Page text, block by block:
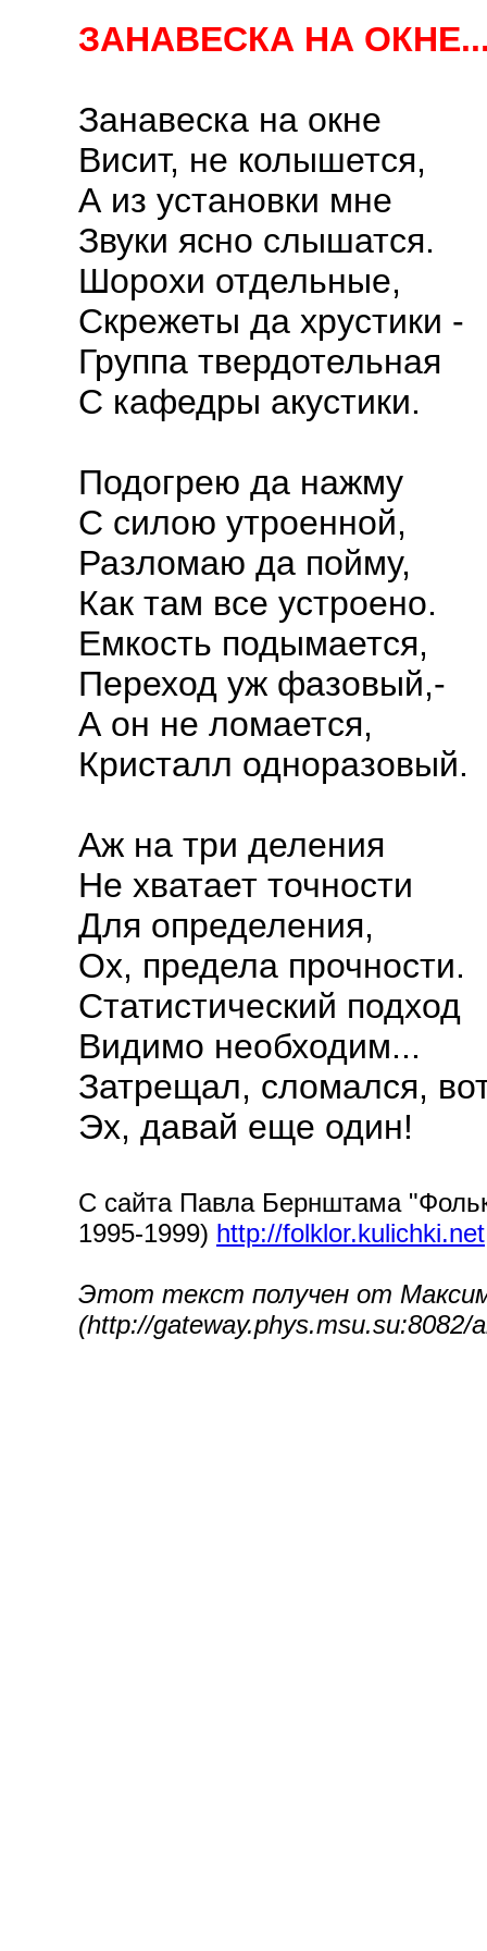
ЗАНАВЕСКА НА
Занавеска на окне
Висит, не колышется,
А из установки мне
Звуки ясно слышатся.
Шорохи отдельные,
Скрежеты да хрустики -
Группа твердотельная
С кафедры акустики.
Подогрею да нажму
С силою утроенной,
Разломаю да пойму,
Как там все устроено.
Емкость подымается,
Переход уж фазовый,-
А он не ломается,
Кристалл одноразовый.
Аж на три деления
Не хватает точности
Для определения,
Ох, предела прочности.
Статистический подход
Видимо необходим...
Затрещал, сломался,
Эх, давай еще один!
С сайта Павла Бернштама
1995-1999) http://folklor.kulichki.net
Этот текст получен от
(http://